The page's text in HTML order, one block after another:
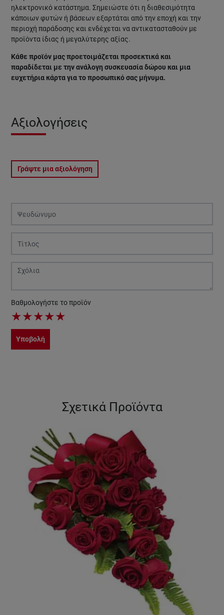
ηλεκτρονικό κατάστημα. Σημειώστε ότι η διαθεσιμότητα
κάποιων φυτών ή βάσεων εξαρτάται από την εποχή και την
περιοχή παράδοσης και ενδέχεται να αντικατασταθούν με
προϊόντα ίδιας ή μεγαλύτερης αξίας.
Κάθε προϊόν μας προετοιμάζεται προσεκτικά και
παραδίδεται με την ανάλογη συσκευασία δώρου και μια
ευχετήρια κάρτα για το προσωπικό σας μήνυμα.
Αξιολογήσεις
Γράψτε μια αξιολόγηση
Βαθμολογήστε το προϊόν
★★★★★
Υποβολή
Σχετικά Προϊόντα